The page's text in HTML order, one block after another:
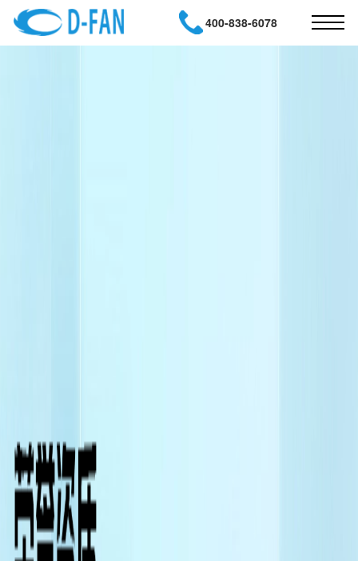
400-838-6078